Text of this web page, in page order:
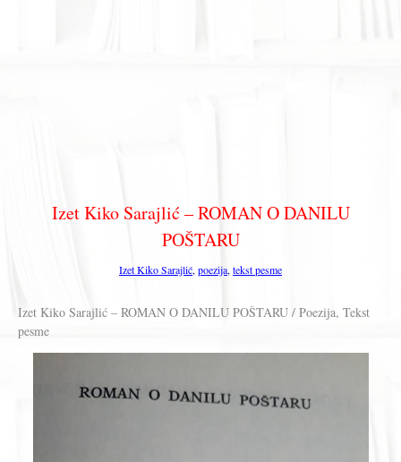
Izet Kiko Sarajlić – ROMAN O DANILU
POŠTARU
Izet Kiko Sarajlić, poezija, tekst pesme
Izet Kiko Sarajlić – ROMAN O DANILU POŠTARU / Poezija, Tekst
pesme